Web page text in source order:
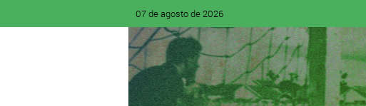
07 de agosto de 2026